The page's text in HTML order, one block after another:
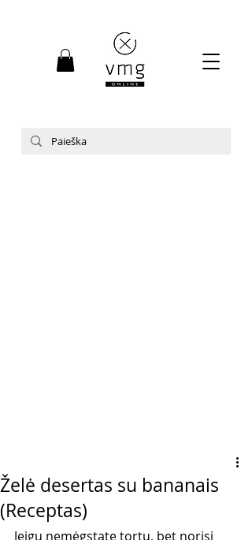
Želė desertas su bananais
(Receptas)
Jeigu nemėgstate tortų, bet norisi